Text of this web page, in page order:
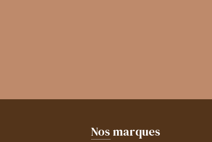
Nos marques